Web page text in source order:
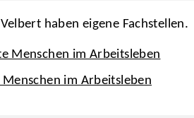
haben eigene Fachstellen.
Menschen im Arbeitsleben
im Arbeitsleben